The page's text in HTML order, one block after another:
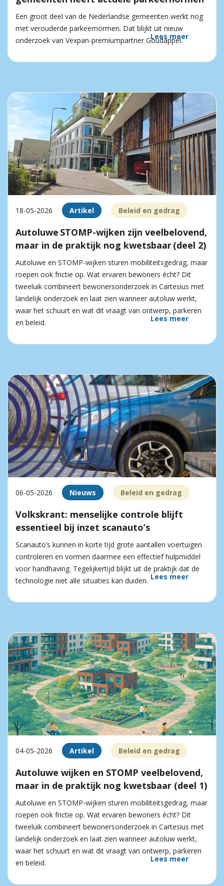
Een groot deel van de Nederlandse gemeenten werkt nog
met verouderde parkeernormen. Dat blijkt uit nieuw
onderzoek van Vexpan-premiumpartner Goudappel.
Lees meer
18-05-2026 Artikel Beleid en gedrag
Autoluwe STOMP-wijken zijn veelbelovend,
maar in de praktijk nog kwetsbaar (deel 2)
Autoluwe en STOMP-wijken sturen mobiliteitsgedrag, maar
roepen ook frictie op. Wat ervaren bewoners écht? Dit
tweeluik combineert bewonersonderzoek in Cartesius met
landelijk onderzoek en laat zien wanneer autoluw werkt,
waar het schuurt en wat dit vraagt van ontwerp, parkeren
en beleid.
Lees meer
06-05-2026 Nieuws Beleid en gedrag
Volkskrant: menselijke controle blijft
essentieel bij inzet scanauto’s
Scanauto’s kunnen in korte tijd grote aantallen voertuigen
controleren en vormen daarmee een effectief hulpmiddel
voor handhaving. Tegelijkertijd blijkt uit de praktijk dat de
technologie niet alle situaties kan duiden. Lees meer
04-05-2026 Artikel Beleid en gedrag
Autoluwe wijken en STOMP veelbelovend,
maar in de praktijk nog kwetsbaar (deel 1)
Autoluwe en STOMP-wijken sturen mobiliteitsgedrag, maar
roepen ook frictie op. Wat ervaren bewoners écht? Dit
tweeluik combineert bewonersonderzoek in Cartesius met
landelijk onderzoek en laat zien wanneer autoluw werkt,
waar het schuurt en wat dit vraagt van ontwerp, parkeren
en beleid.
Lees meer